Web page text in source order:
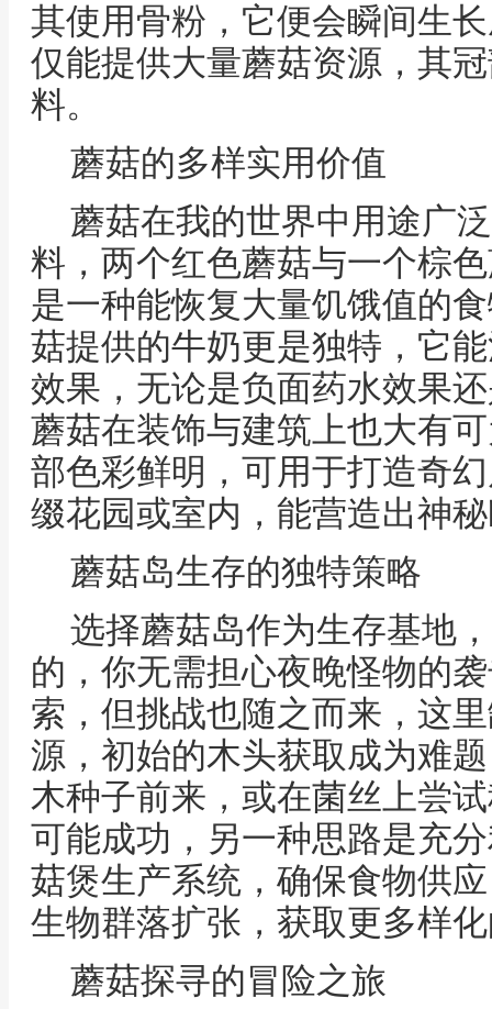
其使用骨粉，它便会瞬间生
仅能提供大量蘑菇资源，其
料。
蘑菇的多样实用价值
蘑菇在我的世界中用途广
料，两个红色蘑菇与一个棕
是一种能恢复大量饥饿值的
菇提供的牛奶更是独特，它
效果，无论是负面药水效果
蘑菇在装饰与建筑上也大有
部色彩鲜明，可用于打造奇
缀花园或室内，能营造出神
蘑菇岛生存的独特策略
选择蘑菇岛作为生存基地
的，你无需担心夜晚怪物的
索，但挑战也随之而来，这
源，初始的木头获取成为难
木种子前来，或在菌丝上尝
可能成功，另一种思路是充
菇煲生产系统，确保食物供
生物群落扩张，获取更多样
蘑菇探寻的冒险之旅